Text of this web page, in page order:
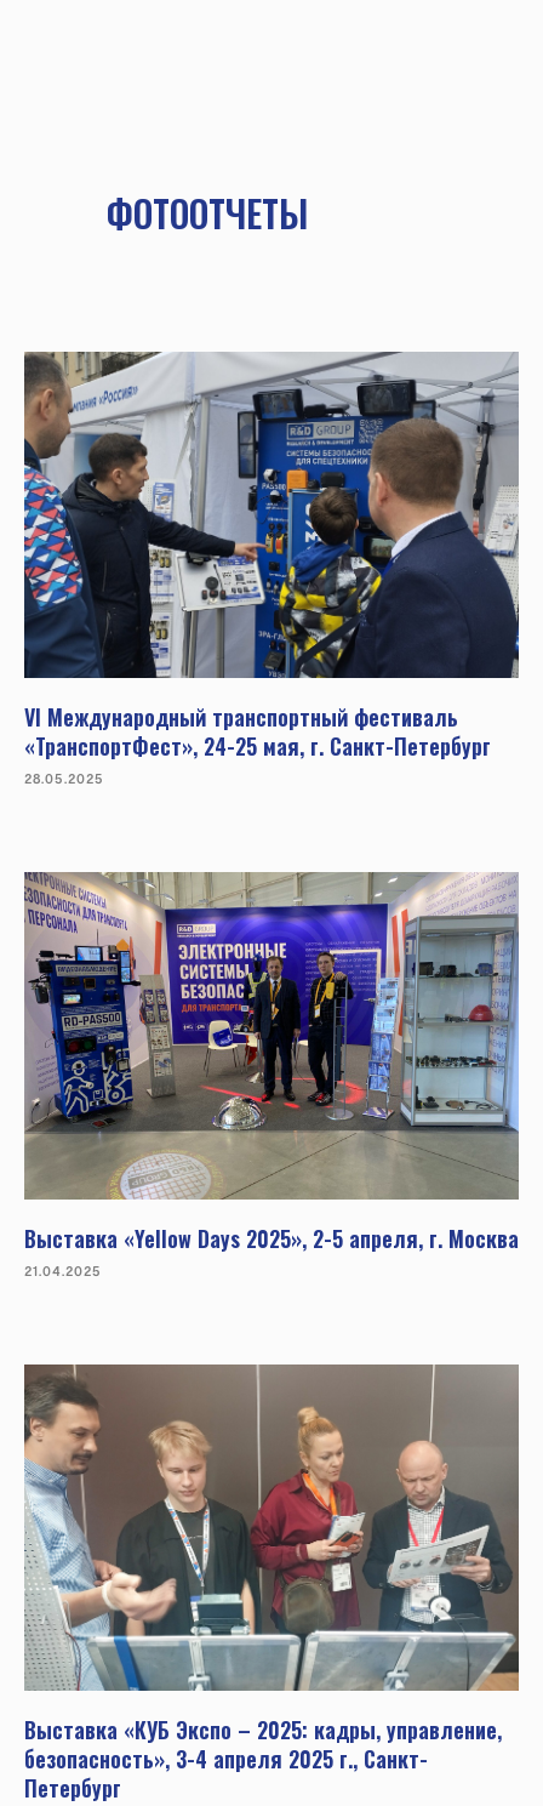
ФОТООТЧЕТЫ
VI Международный транспортный фестиваль
«ТранспортФест», 24-25 мая, г. Санкт-Петербург
28.05.2025
Выставка «Yellow Days 2025», 2-5 апреля, г. Москва
21.04.2025
Выставка «КУБ Экспо – 2025: кадры, управление,
безопасность», 3-4 апреля 2025 г., Санкт-
Петербург